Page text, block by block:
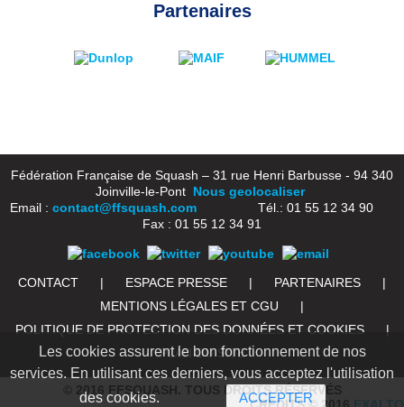
Partenaires
Fédération Française de Squash – 31 rue Henri Barbusse - 94 340
Joinville-le-Pont Nous geolocaliser
Email : contact@ffsquash.comTél.: 01 55 12 34 90
Fax : 01 55 12 34 91
CONTACT | ESPACE PRESSE | PARTENAIRES
|
MENTIONS LÉGALES ET CGU
|
POLITIQUE DE PROTECTION DES DONNÉES ET COOKIES
|
PLAN DU SITE
© 2016 FFSQUASH. TOUS DROITS RÉSERVÉS
Les cookies assurent le bon fonctionnement de nos
services. En utilisant ces derniers, vous acceptez l'utilisation
des cookies.
ACCEPTER